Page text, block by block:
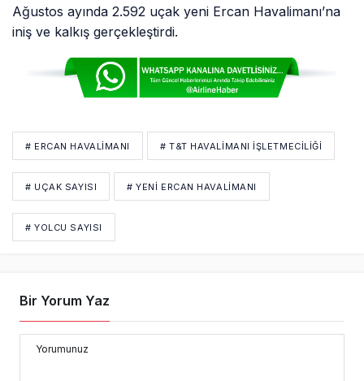
Ağustos ayında 2.592 uçak yeni Ercan Havalimanı’na
iniş ve kalkış gerçekleştirdi.
# ERCAN HAVALIMANI # T&T HAVALIMANI İŞLETMECILIĞI
# UÇAK SAYISI # YENI ERCAN HAVALIMANI
# YOLCU SAYISI
Bir Yorum Yaz
Yorumunuz